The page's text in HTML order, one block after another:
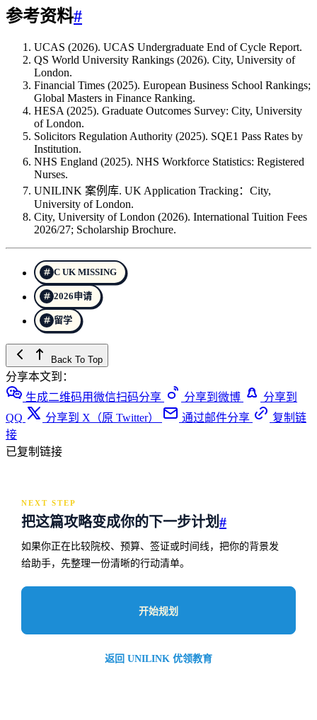
参考资料#
UCAS (2026). UCAS Undergraduate End of Cycle Report.
QS World University Rankings (2026). City, University of
London.
Financial Times (2025). European Business School Rankings;
Global Masters in Finance Ranking.
HESA (2025). Graduate Outcomes Survey: City, University
of London.
Solicitors Regulation Authority (2025). SQE1 Pass Rates by
Institution.
NHS England (2025). NHS Workforce Statistics: Registered
Nurses.
UNILINK 案例库. UK Application Tracking：City,
University of London.
City, University of London (2026). International Tuition Fees
2026/27; Scholarship Brochure.
C UK MISSING
2026申请
留学
Back To Top
分享本文到：
生成二维码用微信扫码分享
分享到微博
分享到
QQ
分享到 X（原 Twitter） 通过邮件分享
复制链
接
已复制链接
NEXT STEP
把这篇攻略变成你的下一步计划#
如果你正在比较院校、预算、签证或时间线，把你的背景发
给助手，先整理一份清晰的行动清单。
开始规划
返回 UNILINK 优领教育